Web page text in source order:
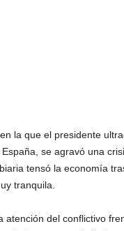
la que el presidente
se agravó una
tensó la economía
tranquila.
atención del conflictivo